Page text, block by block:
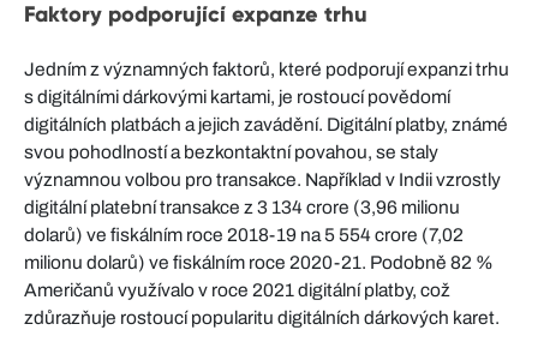
Faktory podporující expanze trhu
Jedním z významných faktorů, které podporují expanzi trhu
s digitálními dárkovými kartami, je rostoucí povědomí
digitálních platbách a jejich zavádění. Digitální platby, známé
svou pohodlností a bezkontaktní povahou, se staly
významnou volbou pro transakce. Například v Indii vzrostly
digitální platební transakce z 3 134 crore (3,96 milionu
dolarů) ve fiskálním roce 2018-19 na 5 554 crore (7,02
milionu dolarů) ve fiskálním roce 2020-21. Podobně 82 %
Američanů využívalo v roce 2021 digitální platby, což
zdůrazňuje rostoucí popularitu digitálních dárkových karet.